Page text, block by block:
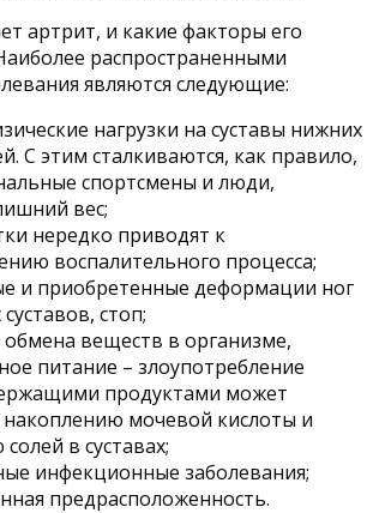
артрит, и какие факторы его
распространенными
являются следующие:
нагрузки на суставы нижних
С этим сталкиваются, как правило,
спортсмены и люди,
вес;
нередко приводят к
воспалительного процесса;
и приобретенные деформации ног
стоп;
веществ в организме,
питание – злоупотребление
продуктами может
накоплению мочевой кислоты и
в суставах;
инфекционные заболевания;
предрасположенность.